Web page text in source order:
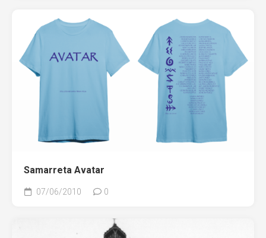
Samarreta Avatar
07/06/2010 0